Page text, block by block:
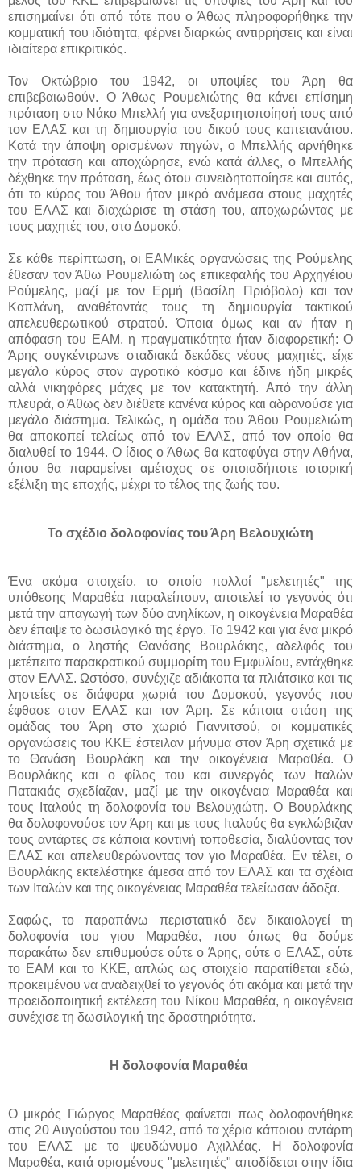
επισημαίνει ότι από τότε που ο Άθως πληροφορήθηκε την
κομματική του ιδιότητα, φέρνει διαρκώς αντιρρήσεις και είναι
ιδιαίτερα επικριτικός.
Τον Οκτώβριο του 1942, οι υποψίες του Άρη θα
επιβεβαιωθούν. Ο Άθως Ρουμελιώτης θα κάνει επίσημη
πρόταση στο Νάκο Μπελλή για ανεξαρτητοποίησή τους από
τον ΕΛΑΣ και τη δημιουργία του δικού τους καπετανάτου.
Κατά την άποψη ορισμένων πηγών, ο Μπελλής αρνήθηκε
την πρόταση και αποχώρησε, ενώ κατά άλλες, ο Μπελλής
δέχθηκε την πρόταση, έως ότου συνειδητοποίησε και αυτός,
ότι το κύρος του Άθου ήταν μικρό ανάμεσα στους μαχητές
του ΕΛΑΣ και διαχώρισε τη στάση του, αποχωρώντας με
τους μαχητές του, στο Δομοκό.
Σε κάθε περίπτωση, οι ΕΑΜικές οργανώσεις της Ρούμελης
έθεσαν τον Άθω Ρουμελιώτη ως επικεφαλής του Αρχηγέιου
Ρούμελης, μαζί με τον Ερμή (Βασίλη Πριόβολο) και τον
Καπλάνη, αναθέτοντάς τους τη δημιουργία τακτικού
απελευθερωτικού στρατού. Όποια όμως και αν ήταν η
απόφαση του ΕΑΜ, η πραγματικότητα ήταν διαφορετική: Ο
Άρης συγκέντρωνε σταδιακά δεκάδες νέους μαχητές, είχε
μεγάλο κύρος στον αγροτικό κόσμο και έδινε ήδη μικρές
αλλά νικηφόρες μάχες με τον κατακτητή. Από την άλλη
πλευρά, ο Άθως δεν διέθετε κανένα κύρος και αδρανούσε για
μεγάλο διάστημα. Τελικώς, η ομάδα του Άθου Ρουμελιώτη
θα αποκοπεί τελείως από τον ΕΛΑΣ, από τον οποίο θα
διαλυθεί το 1944. Ο ίδιος ο Άθως θα καταφύγει στην Αθήνα,
όπου θα παραμείνει αμέτοχος σε οποιαδήποτε ιστορική
εξέλιξη της εποχής, μέχρι το τέλος της ζωής του.
Το σχέδιο δολοφονίας του Άρη Βελουχιώτη
Ένα ακόμα στοιχείο, το οποίο πολλοί "μελετητές" της
υπόθεσης Μαραθέα παραλείπουν, αποτελεί το γεγονός ότι
μετά την απαγωγή των δύο ανηλίκων, η οικογένεια Μαραθέα
δεν έπαψε το δωσιλογικό της έργο. Το 1942 και για ένα μικρό
διάστημα, ο ληστής Θανάσης Βουρλάκης, αδελφός του
μετέπειτα παρακρατικού συμμορίτη του Εμφυλίου, εντάχθηκε
στον ΕΛΑΣ. Ωστόσο, συνέχιζε αδιάκοπα τα πλιάτσικα και τις
ληστείες σε διάφορα χωριά του Δομοκού, γεγονός που
έφθασε στον ΕΛΑΣ και τον Άρη. Σε κάποια στάση της
ομάδας του Άρη στο χωριό Γιαννιτσού, οι κομματικές
οργανώσεις του ΚΚΕ έστειλαν μήνυμα στον Άρη σχετικά με
το Θανάση Βουρλάκη και την οικογένεια Μαραθέα. Ο
Βουρλάκης και ο φίλος του και συνεργός των Ιταλών
Πατακιάς σχεδίαζαν, μαζί με την οικογένεια Μαραθέα και
τους Ιταλούς τη δολοφονία του Βελουχιώτη. Ο Βουρλάκης
θα δολοφονούσε τον Άρη και με τους Ιταλούς θα εγκλώβιζαν
τους αντάρτες σε κάποια κοντινή τοποθεσία, διαλύοντας τον
ΕΛΑΣ και απελευθερώνοντας τον γιο Μαραθέα. Εν τέλει, ο
Βουρλάκης εκτελέστηκε άμεσα από τον ΕΛΑΣ και τα σχέδια
των Ιταλών και της οικογένειας Μαραθέα τελείωσαν άδοξα.
Σαφώς, το παραπάνω περιστατικό δεν δικαιολογεί τη
δολοφονία του γιου Μαραθέα, που όπως θα δούμε
παρακάτω δεν επιθυμούσε ούτε ο Άρης, ούτε ο ΕΛΑΣ, ούτε
το ΕΑΜ και το ΚΚΕ, απλώς ως στοιχείο παρατίθεται εδώ,
προκειμένου να αναδειχθεί το γεγονός ότι ακόμα και μετά την
προειδοποιητική εκτέλεση του Νίκου Μαραθέα, η οικογένεια
συνέχισε τη δωσιλογική της δραστηριότητα.
Η δολοφονία Μαραθέα
Ο μικρός Γιώργος Μαραθέας φαίνεται πως δολοφονήθηκε
στις 20 Αυγούστου του 1942, από τα χέρια κάποιου αντάρτη
του ΕΛΑΣ με το ψευδώνυμο Αχιλλέας. Η δολοφονία
Μαραθέα, κατά ορισμένους "μελετητές" αποδίδεται στην ίδια